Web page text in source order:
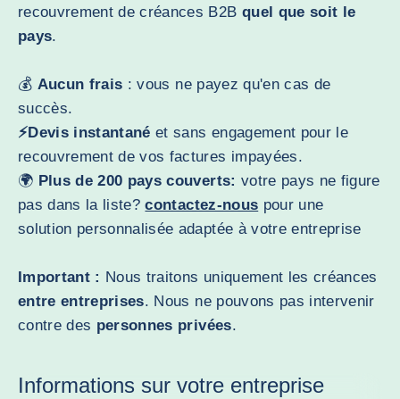
recouvrement de créances B2B quel que soit le
pays.
💰 Aucun frais : vous ne payez qu'en cas de
succès.
⚡Devis instantanéet sans engagement pour le
recouvrement de vos factures impayées.
🌍 Plus de 200 pays couverts: votre pays ne figure
pas dans la liste?contactez-nous pour une
solution personnalisée adaptée à votre entreprise
Important : Nous traitons uniquement les créances
entre entreprises. Nous ne pouvons pas intervenir
contre des personnes privées.
Informations sur votre entreprise